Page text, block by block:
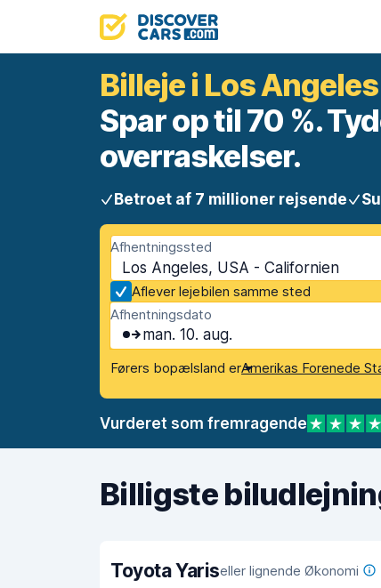
Billeje i Los Angeles
Spar op til 70 %.
overraskelser.
Betroet af 7 millioner rejsende
Afhentningssted
Los Angeles, USA - Californien
Aflever lejebilen samme sted
Afhentningsdato
man. 10. aug.
Førers bopælsland erAmerikas Forenede
Vurderet som fremragende
Billigste
Toyota Yariseller lignende Økonomi